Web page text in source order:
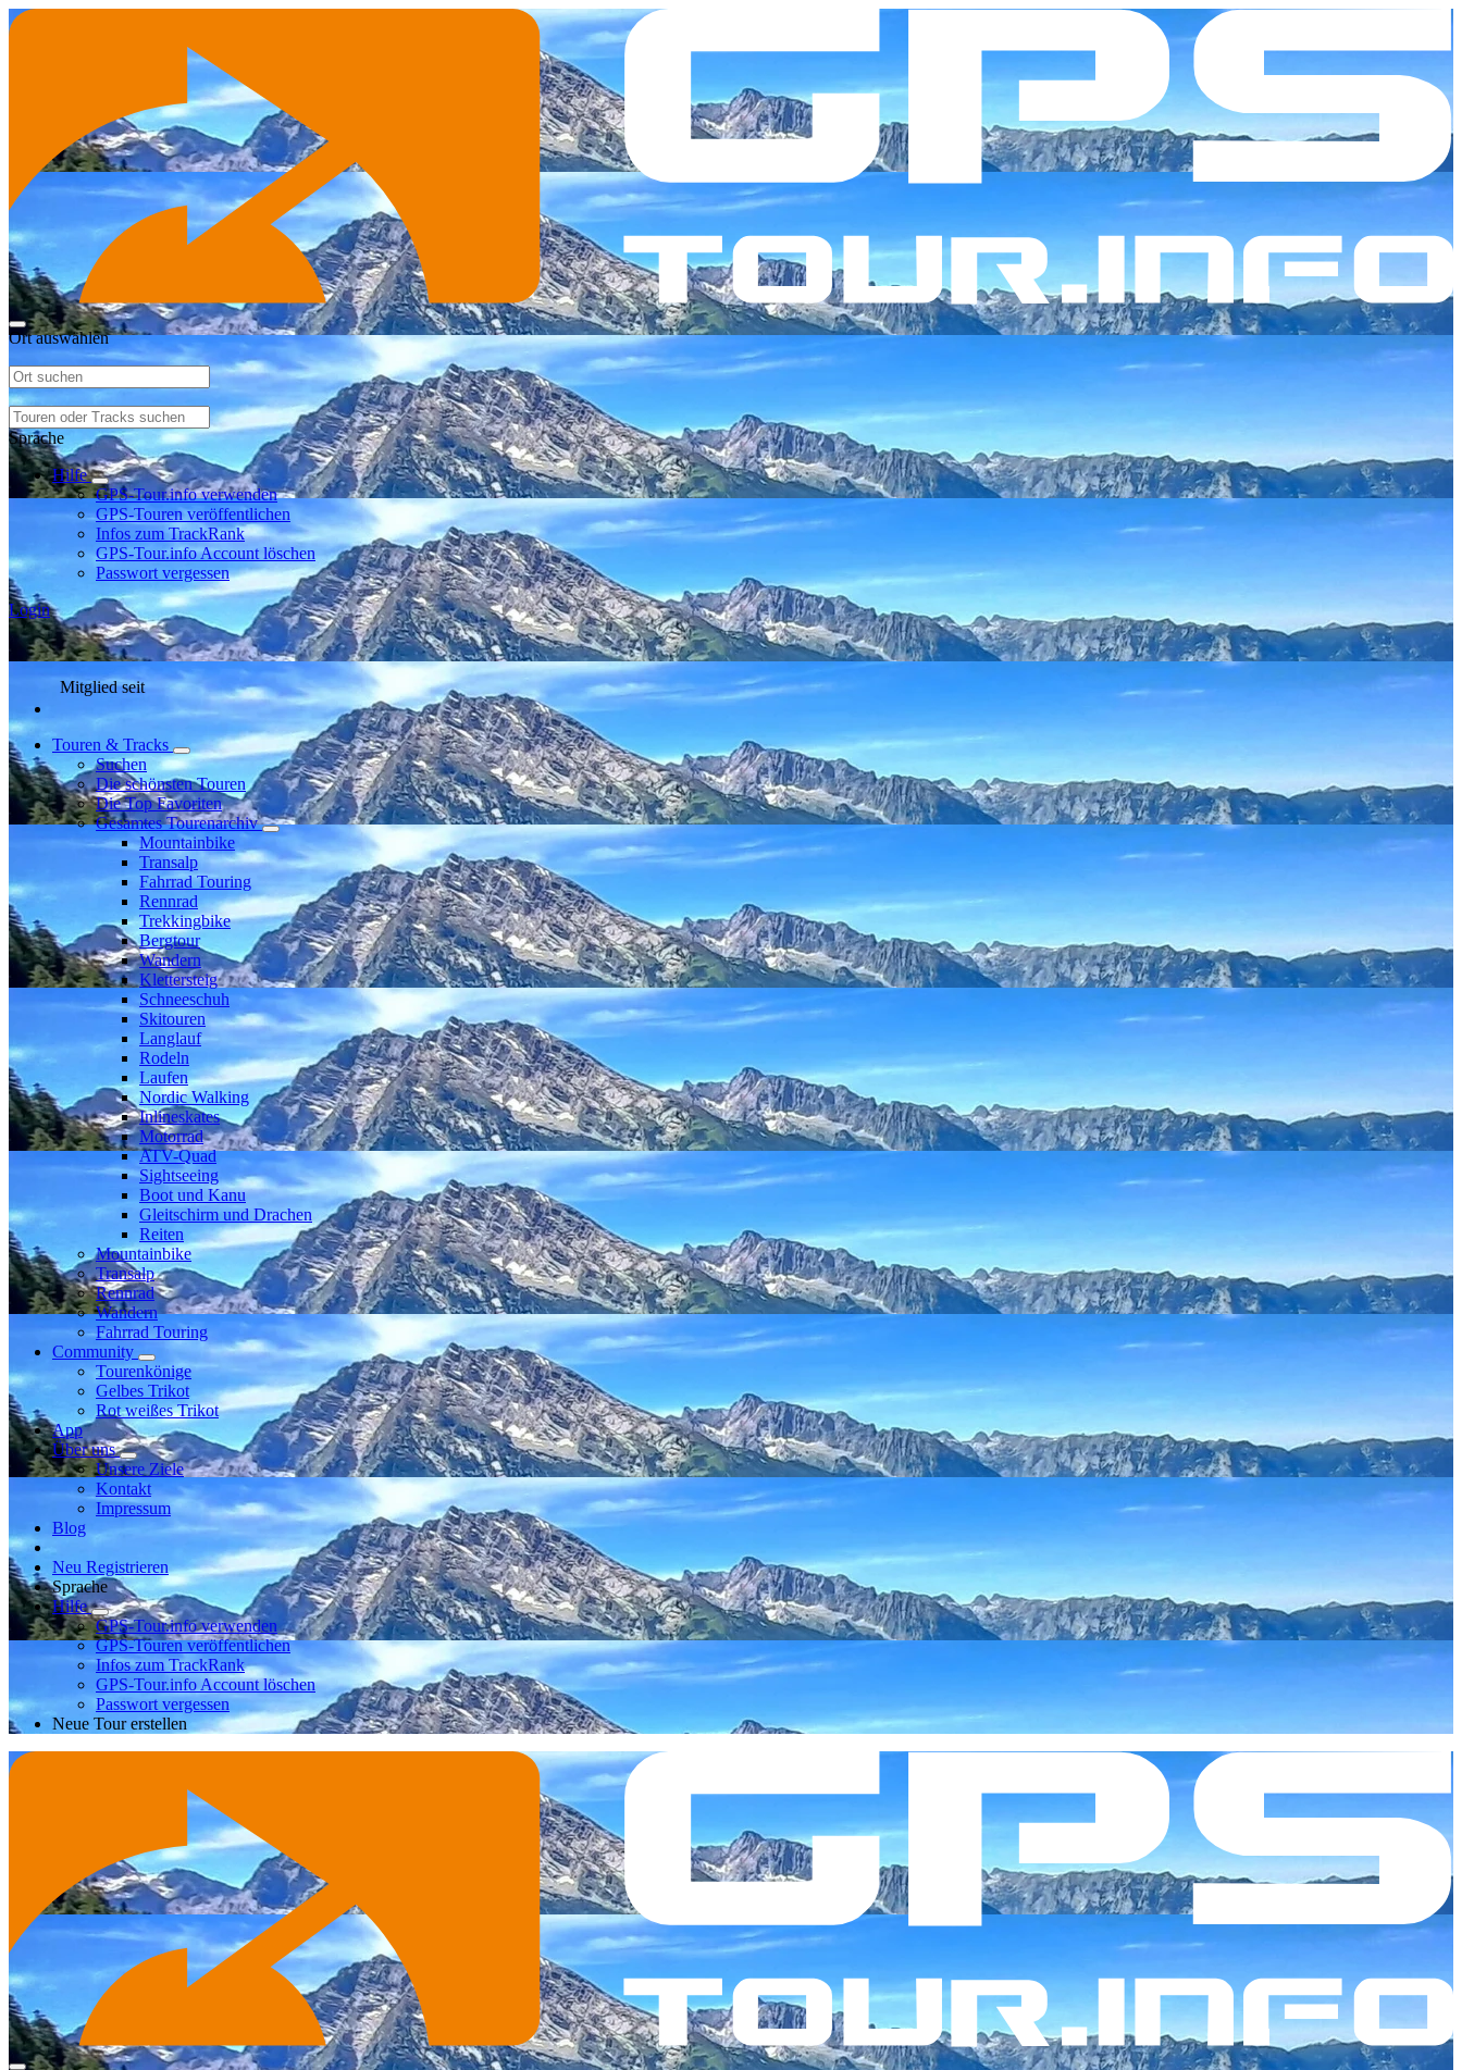
Ort auswählen
Sprache
Hilfe
GPS-Tour.info verwenden
GPS-Touren veröffentlichen
Infos zum TrackRank
GPS-Tour.info Account löschen
Passwort vergessen
Login
Mitglied seit
Touren & Tracks
Suchen
Die schönsten Touren
Die Top Favoriten
Gesamtes Tourenarchiv
Mountainbike
Transalp
Fahrrad Touring
Rennrad
Trekkingbike
Bergtour
Wandern
Klettersteig
Schneeschuh
Skitouren
Langlauf
Rodeln
Laufen
Nordic Walking
Inlineskates
Motorrad
ATV-Quad
Sightseeing
Boot und Kanu
Gleitschirm und Drachen
Reiten
Mountainbike
Transalp
Rennrad
Wandern
Fahrrad Touring
Community
Tourenkönige
Gelbes Trikot
Rot weißes Trikot
App
Über uns
Unsere Ziele
Kontakt
Impressum
Blog
Neu Registrieren
Sprache
Hilfe
GPS-Tour.info verwenden
GPS-Touren veröffentlichen
Infos zum TrackRank
GPS-Tour.info Account löschen
Passwort vergessen
Neue Tour erstellen